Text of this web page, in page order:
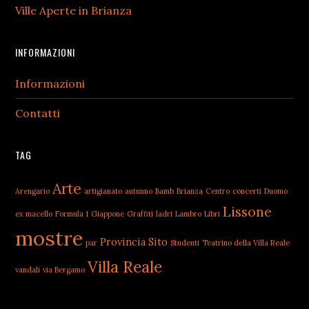
Ville Aperte in Brianza
INFORMAZIONI
Informazioni
Contatti
TAG
Arengario Arte artigianato autunno Bamb Brianza Centro concerti Duomo
ex macello Formula 1 Giappone Graffiti ladri Lambro Libri Lissone
mostre par Provincia Sito Studenti Teatrino della Villa Reale
vandali via Bergamo Villa Reale